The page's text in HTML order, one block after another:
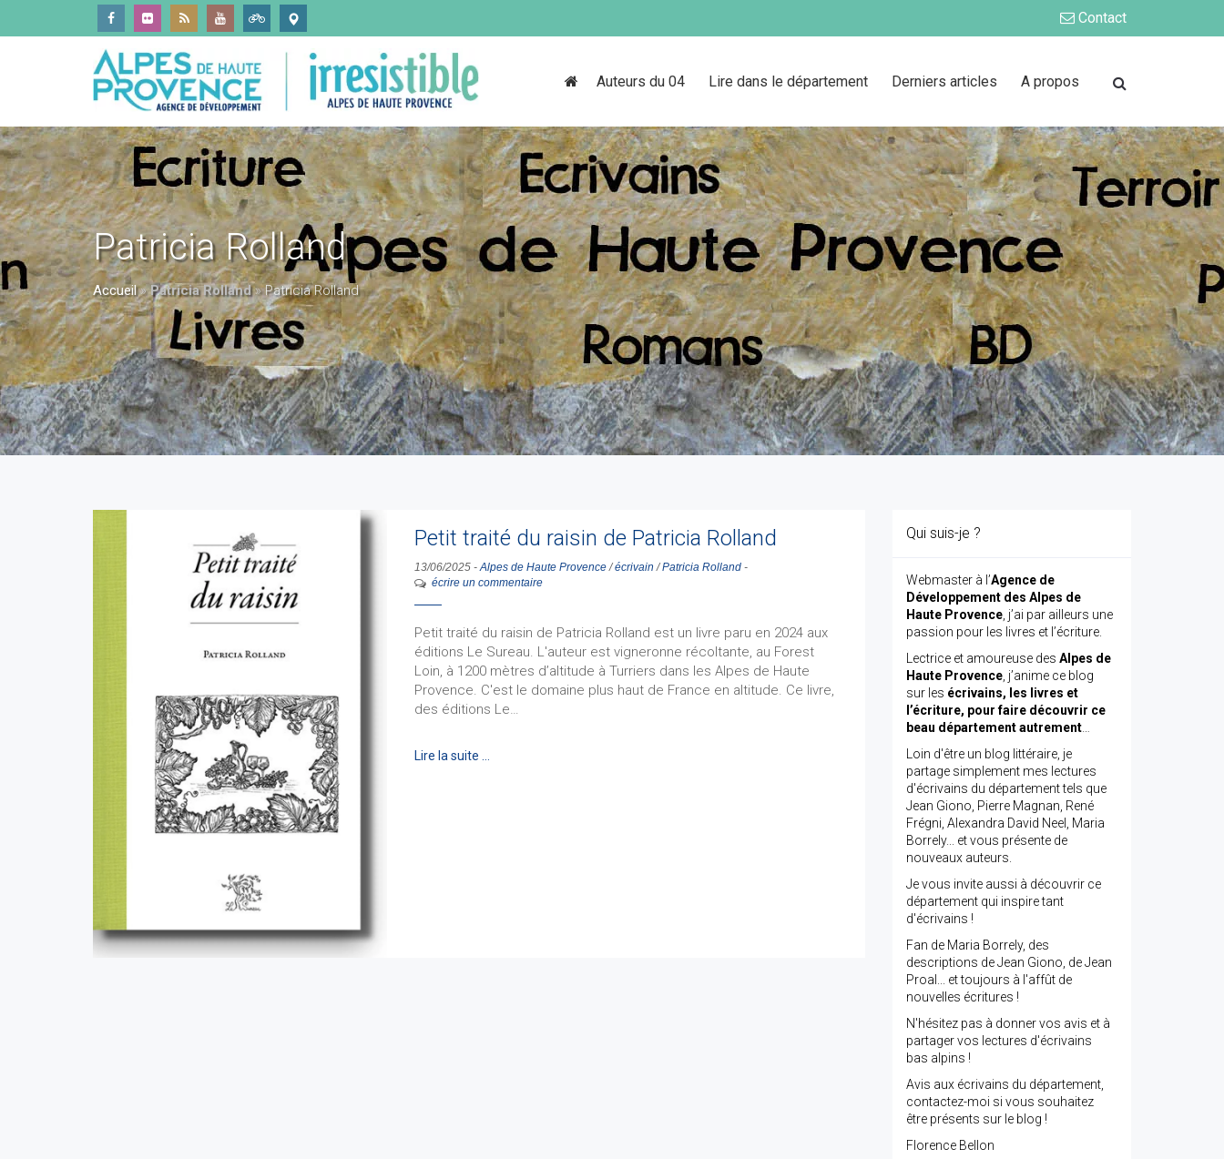
Contact
Auteurs du 04 Lire dans le département Derniers articles A propos
Patricia Rolland
Accueil»Patricia Rolland»Patricia Rolland
Petit traité du raisin de Patricia Rolland
13/06/2025 -Alpes de Haute Provence/écrivain /Patricia Rolland -
écrire un commentaire
Petit traité du raisin de Patricia Rolland est un livre paru en 2024 aux
éditions Le Sureau. L'auteur est vigneronne récoltante, au Forest
Loin, à 1200 mètres d’altitude à Turriers dans les Alpes de Haute
Provence. C'est le domaine plus haut de France en altitude. Ce livre,
des éditions Le…
Lire la suite …
Qui suis-je ?
Webmaster à l’Agence de
Développement des Alpes de
Haute Provence, j’ai par ailleurs une
passion pour les livres et l’écriture.
Lectrice et amoureuse des Alpes de
Haute Provence, j’anime ce blog
sur les écrivains, les livres et
l’écriture, pour faire découvrir ce
beau département autrement…
Loin d'être un blog littéraire, je
partage simplement mes lectures
d'écrivains du département tels que
Jean Giono, Pierre Magnan, René
Frégni, Alexandra David Neel, Maria
Borrely... et vous présente de
nouveaux auteurs.
Je vous invite aussi à découvrir ce
département qui inspire tant
d'écrivains !
Fan de Maria Borrely, des
descriptions de Jean Giono, de Jean
Proal... et toujours à l'affût de
nouvelles écritures !
N'hésitez pas à donner vos avis et à
partager vos lectures d'écrivains
bas alpins !
Avis aux écrivains du département,
contactez-moi si vous souhaitez
être présents sur le blog !
Florence Bellon